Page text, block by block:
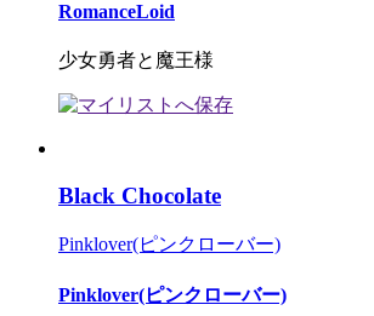
RomanceLoid
少女勇者と魔王様
Black Chocolate
Pinklover(ピンクローバー)
Pinklover(ピンクローバー)